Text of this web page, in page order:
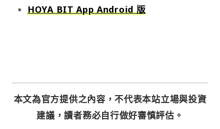
HOYA BIT App Android 版
本文為官方提供之內容，不代表本站立場與投資
建議，讀者務必自行做好審慎評估。